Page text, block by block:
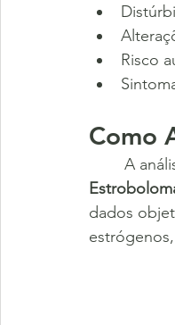
Risco
Como
A
dados